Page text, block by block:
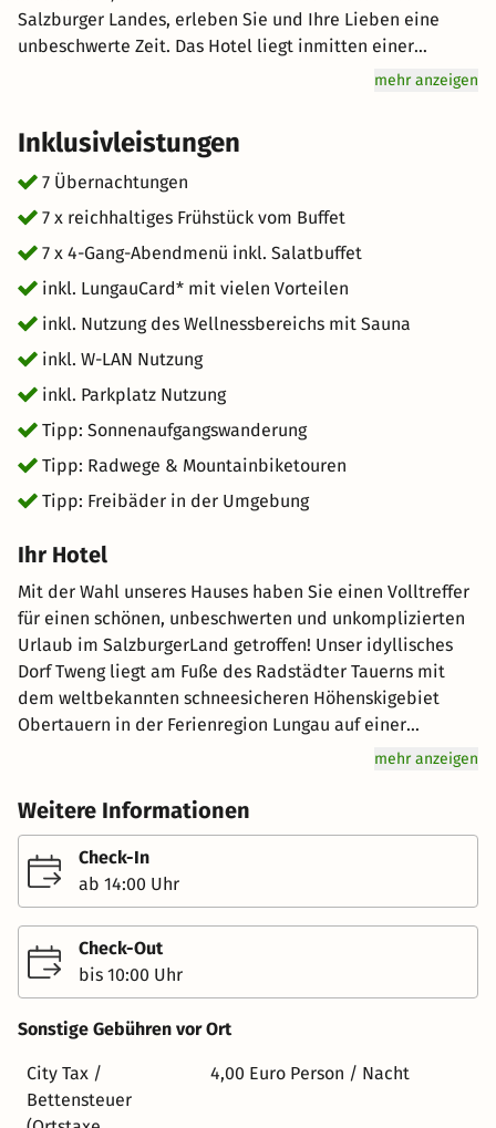
Salzburger Landes, erleben Sie und Ihre Lieben eine
unbeschwerte Zeit. Das Hotel liegt inmitten einer
traumhaften Berglandschaft am Fuße des Radstädter
bis 3. November eine riesengroße Vielfalt an kostenlosen
& ermäßigten Aktivitäten! • Kostenlose Nutzung der
Katschbergbahn, Sonnenbahn Speiereck, uvm. •
Badeinsel Tamsweg & Freibad Mariapfarr • Erlebnisbad
& Burg Mauterndorf • Stille Nacht Museum •
Hochofenmuseum Bundschuh • E-Tschu-Tschu-Bahn •
Outdoorparc Lungau & Smarty-Land • und vieles mehr
Bitte beachten Sie: Die Mindestbelegung beim
Appartement und der Familiensuite sind 2 Erwachsene
und mind. 1 Kind. Der Hotelier behält sich vor, bei
Nichteinhaltung die Zimmer zu tauschen.
mehr anzeigen
Inklusivleistungen
7 Übernachtungen
7 x reichhaltiges Frühstück vom Buffet
7 x 4-Gang-Abendmenü inkl. Salatbuffet
inkl. LungauCard* mit vielen Vorteilen
inkl. Nutzung des Wellnessbereichs mit Sauna
inkl. W-LAN Nutzung
inkl. Parkplatz Nutzung
Tipp: Sonnenaufgangswanderung
Tipp: Radwege & Mountainbiketouren
Tipp: Freibäder in der Umgebung
Ihr Hotel
Mit der Wahl unseres Hauses haben Sie einen Volltreffer
für einen schönen, unbeschwerten und unkomplizierten
Urlaub im SalzburgerLand getroffen! Unser idyllisches
Dorf Tweng liegt am Fuße des Radstädter Tauerns mit
dem weltbekannten schneesicheren Höhenskigebiet
Obertauern in der Ferienregion Lungau auf einer
nebelfreien Seehöhe von über 1.000 Metern und bietet
Zimmer Wir bieten Ihnen sehr gemütliche und gepflegte
Einbett-, Zweibett-, Dreibett- und Vierbettzimmer. Die
Mehrbettzimmer sind gedacht für Familie mit Kindern
und Gäste die gerne günstiger wohnen. Die Zimmer sind
mit DU/WC/Fön, Kabel/TV, Wireless LAN und teilweise
mit Balkon ausgestattet. Neue Wohlfühlkomfortzimmer
und Familiensuiten stehen Ihnen ebenfalls zur Verfügung.
Unsere Appartements haben 30 m² bis 55m² und sind für
2 bis 5 Personen eingerichtet. Ausgestattet mit Küche,
Kabel/TV, Wireless LAN und Balkon. Die Appartements
werden mit Nächtigung/Frühstück und Halbpension
angeboten. Kulinarik Am Morgen erwartet Sie ein
reichhaltiges Frühstücksbuffet mit Rührei oder Schinken
mehr anzeigen
Weitere Informationen
Check-In
ab 14:00 Uhr
Check-Out
bis 10:00 Uhr
Sonstige Gebühren vor Ort
City Tax /
Bettensteuer
4,00 Euro Person / Nacht